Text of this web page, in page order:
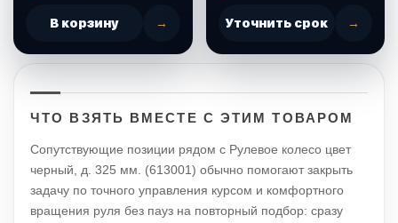
В корзину → Уточнить срок →
ЧТО ВЗЯТЬ ВМЕСТЕ С ЭТИМ ТОВАРОМ
Сопутствующие позиции рядом с Рулевое колесо цвет
черный, д. 325 мм. (613001) обычно помогают закрыть
задачу по точного управления курсом и комфортного
вращения руля без пауз на повторный подбор: сразу